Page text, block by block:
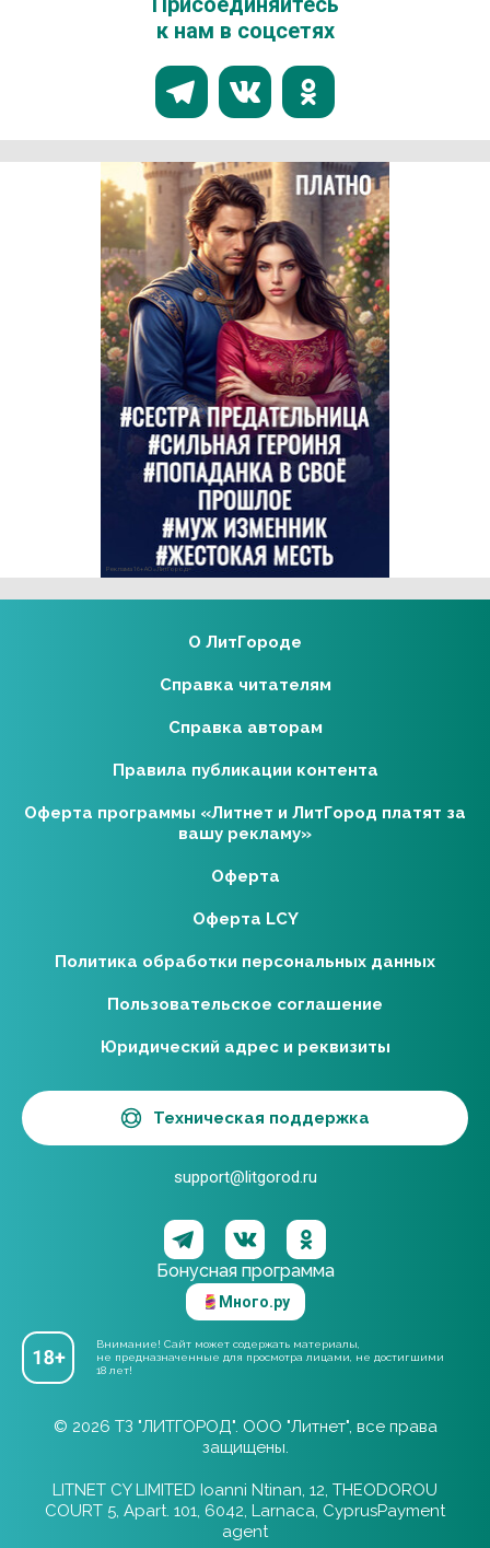
к нам в соцсетях
Реклама 16+ АО «ЛитГород»
Бонусная программа
Много.ру
Внимание! Сайт может содержать материалы,
не предназначенные для просмотра лицами, не достигшими
18 лет!
О ЛитГороде
Справка читателям
Справка авторам
Правила публикации контента
Оферта программы «Литнет и ЛитГород платят за
вашу рекламу»
Оферта
Оферта LCY
Политика обработки персональных данных
Пользовательское соглашение
Юридический адрес и реквизиты
Техническая поддержка
support@litgorod.ru
© 2026 ТЗ "ЛИТГОРОД". ООО "Литнет", все права
защищены.
LITNET CY LIMITED Ioanni Ntinan, 12, THEODOROU
COURT 5, Apart. 101, 6042, Larnaca, CyprusPayment
agent